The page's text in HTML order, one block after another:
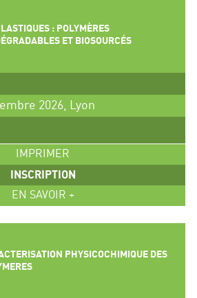
: POLYMÈRES
ET BIOSOURCÉS
2026, Lyon
IMPRIMER
INSCRIPTION
EN SAVOIR +
PHYSICOCHIMIQUE DES